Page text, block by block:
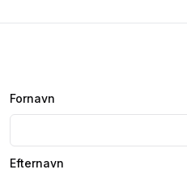
Fornavn
Efternavn